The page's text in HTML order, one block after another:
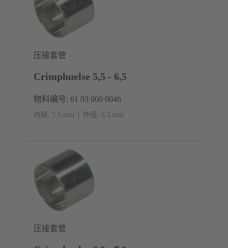
压接套管
Crimphuelse 5,5 - 6,5
物料编号: 61 03 000 0046
内径: 5.5 mm 外径: ‌6.5 mm
压接套管